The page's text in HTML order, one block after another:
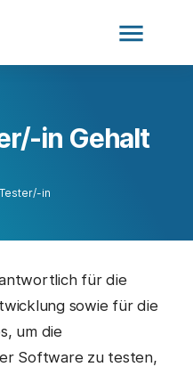
menu
in Gehalt
in
für die
sowie für die
um die
Software zu testen,